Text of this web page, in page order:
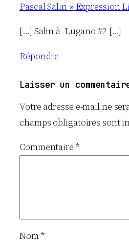
Pascal Salin » Expression
[…] Salin à Lugano #2 […]
Répondre
Laisser un
Votre adresse e-mail ne
champs obligatoires sont
Commentaire *
Nom*